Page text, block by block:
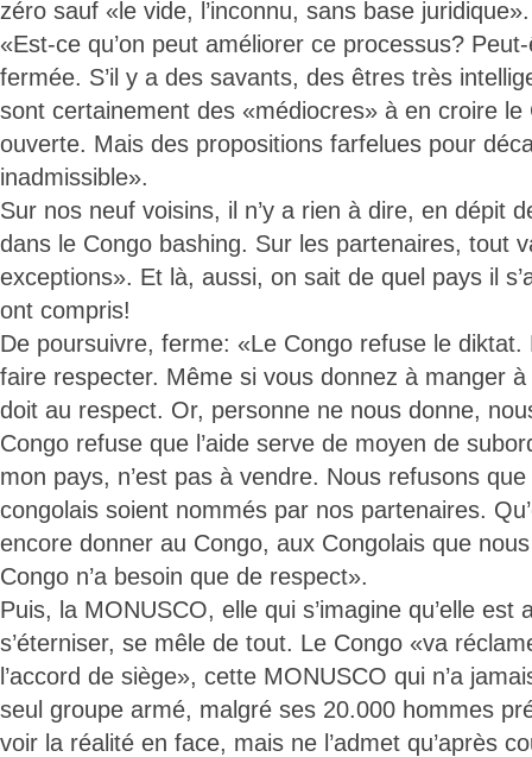
zéro sauf «le vide, l’inconnu, sans base juridique».
«Est-ce qu’on peut améliorer ce processus?
fermée. S’il y a des savants, des êtres très
sont certainement des «médiocres» à en croire
ouverte. Mais des propositions farfelues pour
inadmissible».
Sur nos neuf voisins, il n’y a rien à dire, en dépit
dans le Congo bashing. Sur les partenaires, tout
exceptions». Et là, aussi, on sait de quel pays il
ont compris!
De poursuivre, ferme: «Le Congo refuse le diktat.
faire respecter. Même si vous donnez à manger à
doit au respect. Or, personne ne nous donne,
Congo refuse que l’aide serve de moyen de
mon pays, n’est pas à vendre. Nous refusons
congolais soient nommés par nos partenaires.
encore donner au Congo, aux Congolais que
Congo n’a besoin que de respect».
Puis, la MONUSCO, elle qui s’imagine qu’elle est
s’éterniser, se mêle de tout. Le Congo «va
l’accord de siège», cette MONUSCO qui n’a
seul groupe armé, malgré ses 20.000 hommes
voir la réalité en face, mais ne l’admet qu’après